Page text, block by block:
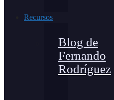
Recursos
Blog de
Fernando
Rodríguez